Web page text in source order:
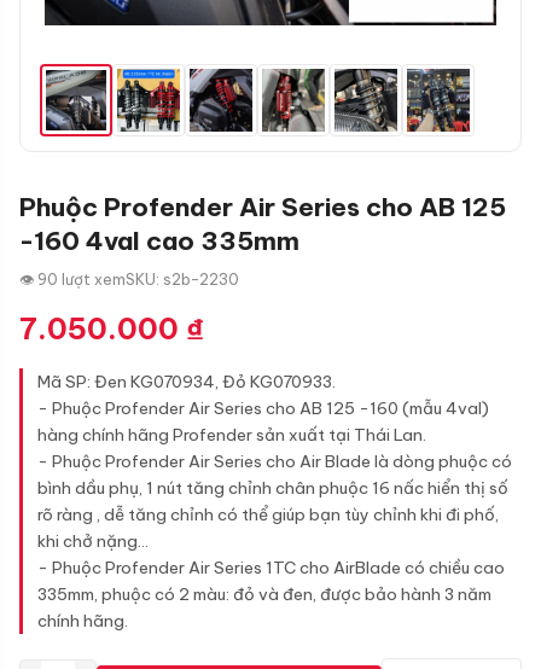
Phuộc Profender Air Series cho AB 125
-160 4val cao 335mm
👁 90 lượt xemSKU: s2b-2230
7.050.000 ₫
Mã SP: Đen KG070934, Đỏ KG070933.
- Phuộc Profender Air Series cho AB 125 -160 (mẫu 4val)
hàng chính hãng Profender sản xuất tại Thái Lan.
- Phuộc Profender Air Series cho Air Blade là dòng phuộc có
bình dầu phụ, 1 nút tăng chỉnh chân phuộc 16 nấc hiển thị số
rõ ràng , dễ tăng chỉnh có thể giúp bạn tùy chỉnh khi đi phố,
khi chở nặng...
- Phuộc Profender Air Series 1TC cho AirBlade có chiều cao
335mm, phuộc có 2 màu: đỏ và đen, được bảo hành 3 năm
chính hãng.